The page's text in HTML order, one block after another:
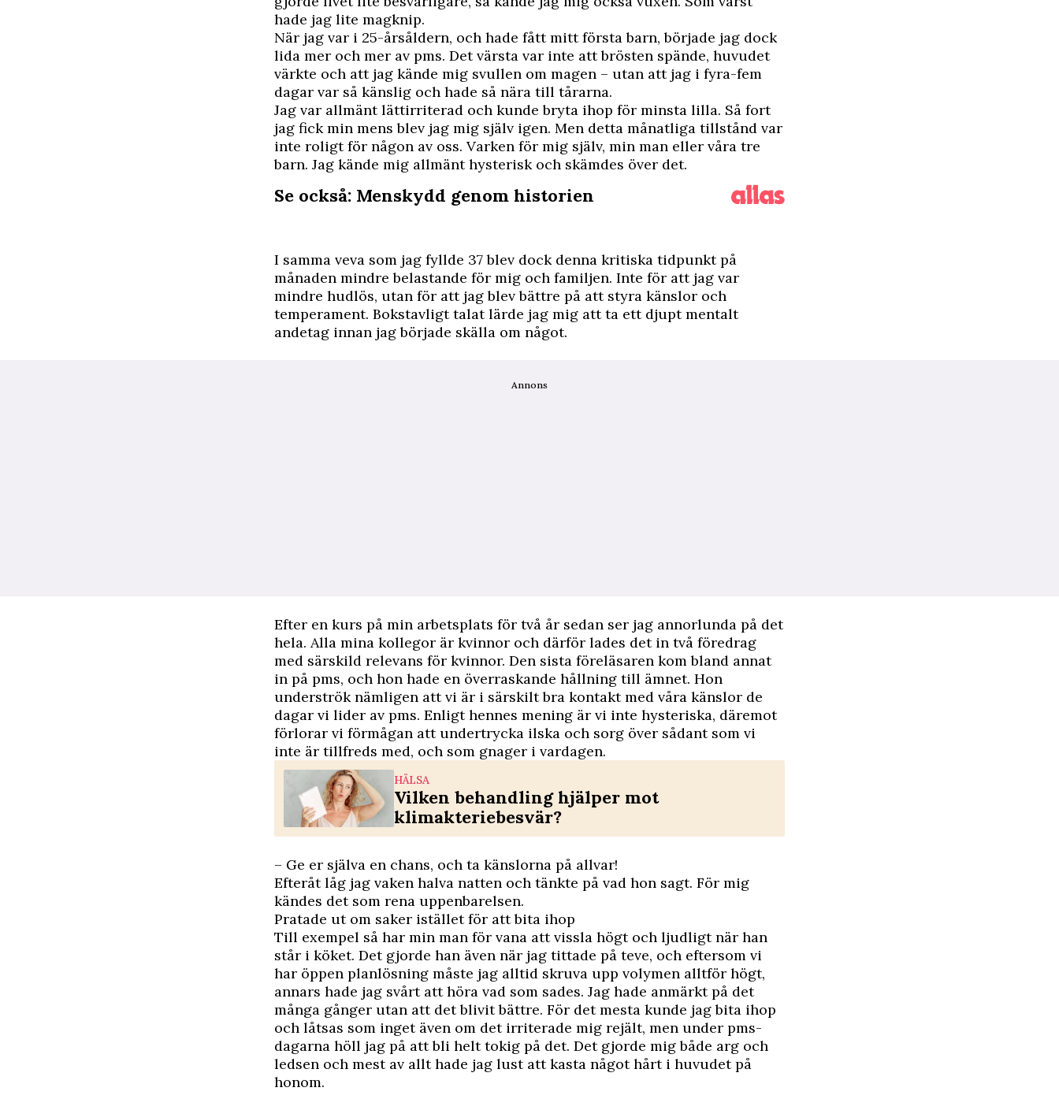
hade jag lite magknip.
När jag var i 25-årsåldern, och hade fått mitt första barn, började jag dock
lida mer och mer av pms. Det värsta var inte att brösten spände, huvudet
värkte och att jag kände mig svullen om magen – utan att jag i fyra-fem
dagar var så känslig och hade så nära till tårarna.
Jag var allmänt lättirriterad och kunde bryta ihop för minsta lilla. Så fort
jag fick min mens blev jag mig själv igen. Men detta månatliga tillstånd var
inte roligt för någon av oss. Varken för mig själv, min man eller våra tre
barn. Jag kände mig allmänt hysterisk och skämdes över det.
Se också: Menskydd genom historien
I samma veva som jag fyllde 37 blev dock denna kritiska tidpunkt på
månaden mindre belastande för mig och familjen. Inte för att jag var
mindre hudlös, utan för att jag blev bättre på att styra känslor och
temperament. Bokstavligt talat lärde jag mig att ta ett djupt mentalt
andetag innan jag började skälla om något.
Annons
Efter en kurs på min arbetsplats för två år sedan ser jag annorlunda på det
hela. Alla mina kollegor är kvinnor och därför lades det in två föredrag
med särskild relevans för kvinnor. Den sista föreläsaren kom bland annat
in på pms, och hon hade en överraskande hållning till ämnet. Hon
underströk nämligen att vi är i särskilt bra kontakt med våra känslor de
dagar vi lider av pms. Enligt hennes mening är vi inte hysteriska, däremot
förlorar vi förmågan att undertrycka ilska och sorg över sådant som vi
inte är tillfreds med, och som gnager i vardagen.
HÄLSA
Vilken behandling hjälper mot
klimakteriebesvär?
– Ge er själva en chans, och ta känslorna på allvar!
Efteråt låg jag vaken halva natten och tänkte på vad hon sagt. För mig
kändes det som rena uppenbarelsen.
Pratade ut om saker istället för att bita ihop
Till exempel så har min man för vana att vissla högt och ljudligt när han
står i köket. Det gjorde han även när jag tittade på teve, och eftersom vi
har öppen planlösning måste jag alltid skruva upp volymen alltför högt,
annars hade jag svårt att höra vad som sades. Jag hade anmärkt på det
många gånger utan att det blivit bättre. För det mesta kunde jag bita ihop
och låtsas som inget även om det irriterade mig rejält, men under pms-
dagarna höll jag på att bli helt tokig på det. Det gjorde mig både arg och
ledsen och mest av allt hade jag lust att kasta något hårt i huvudet på
honom.